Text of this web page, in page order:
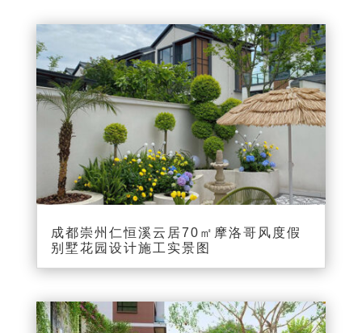
成都崇州仁恒溪云居70㎡摩洛哥风度假
别墅花园设计施工实景图